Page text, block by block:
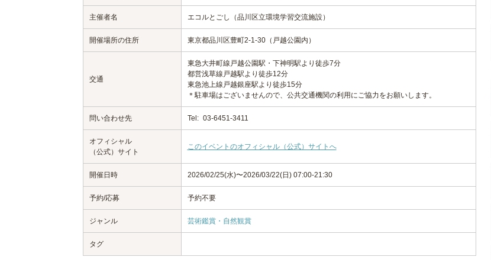
主催者名 エコルとごし（品川区立環境学習交流施設）
開催場所の住所 東京都品川区豊町2-1-30（戸越公園内）
交通
東急大井町線戸越公園駅・下神明駅より徒歩7分
都営浅草線戸越駅より徒歩12分
東急池上線戸越銀座駅より徒歩15分
＊駐車場はございませんので、公共交通機関の利用にご協力をお願いします。
問い合わせ先 Tel: 03-6451-3411
オフィシャル
（公式）サイト
このイベントのオフィシャル（公式）サイトへ
開催日時 2026/02/25(水)〜2026/03/22(日) 07:00-21:30
予約/応募 予約不要
ジャンル 芸術鑑賞・自然観賞
タグ